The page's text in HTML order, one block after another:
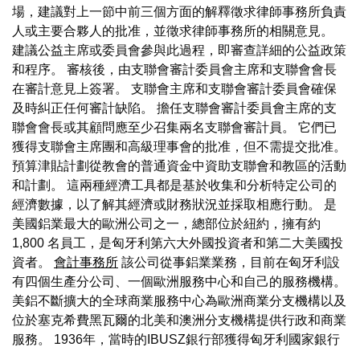
場，建議對上一節中前三個方面的解釋徵求律師事務所負責
人或主要合夥人的批准，並徵求律師事務所的相關意見。
建議公益主席或委員會參與此過程，即審查詳細的公益政策
和程序。 審核後，由支聯會審計委員會主席和支聯會會長
在審計意見上簽署。 支聯會主席和支聯會審計委員會確保
及時糾正任何審計缺陷。 擔任支聯會審計委員會主席的支
聯會會長或其顧問應至少召集兩名支聯會審計員。 它們已
獲得支聯會主席團和高級理事會的批准，但不需提交批准。
預算津貼計劃從教會的普通資金中資助支聯會和教區的活動
和計劃。 這兩種經濟工具都是基於收集和分析特定公司的
經濟數據，以了解其經濟或財務狀況並採取相應行動。 是
美國鋁業最大的歐洲公司之一，總部位於紐約，擁有約
1,800 名員工，是匈牙利第六大外國投資者和第二大美國投
資者。 會計事務所 該公司從事鋁業業務，目前在匈牙利設
有四個生產分公司、一個歐洲服務中心和自己的服務機構。
美鋁不斷擴大的全球商業服務中心為歐洲商業分支機構以及
位於塞克希費黑瓦爾的北美和澳洲分支機構提供行政和商業
服務。 1936年，當時的IBUSZ銀行部獲得匈牙利國家銀行